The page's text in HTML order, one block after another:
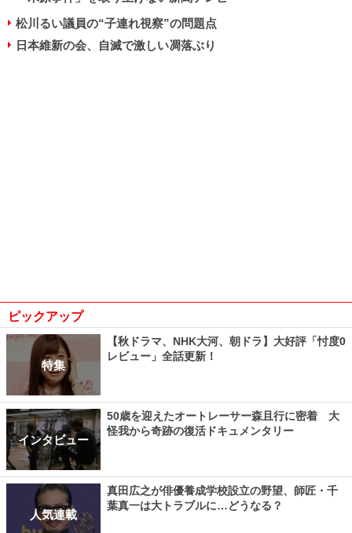
松川るい議員の“子連れ視察”の問題点
日本維新の会、自滅で激しい凋落ぶり
ピックアップ
特集
【秋ドラマ、NHK大河、朝ドラ】大好評「忖度0
レビュー」全話更新！
インタビュー
50歳を迎えたオートレーサー森且行に密着 大
怪我から奇跡の復活ドキュメンタリー
人気連載
真田広之が俳優養成学校設立の野望、師匠・千
葉真一は大トラブルに…どうなる？